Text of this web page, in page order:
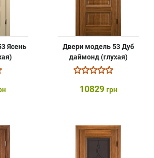
Ясень
Двери модель 53 Дуб
даймонд (глухая)
10829 грн